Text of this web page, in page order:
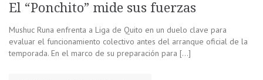
El “Ponchito” mide sus fuerzas
Mushuc Runa enfrenta a Liga de Quito en un duelo clave para
evaluar el funcionamiento colectivo antes del arranque oficial de la
temporada. En el marco de su preparación para […]